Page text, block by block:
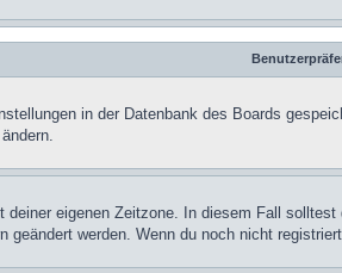
in der Datenbank des Boards
eigenen Zeitzone. In diesem Fall
geändert werden. Wenn du noch nicht